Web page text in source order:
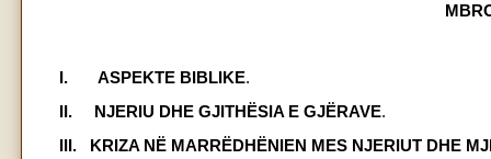
I. ASPEKTE BIBLIKE.
II. NJERIU DHE GJITHËSIA E GJËRAVE.
III. KRIZA NË MARRËDHËNIEN MES NJERIUT DHE